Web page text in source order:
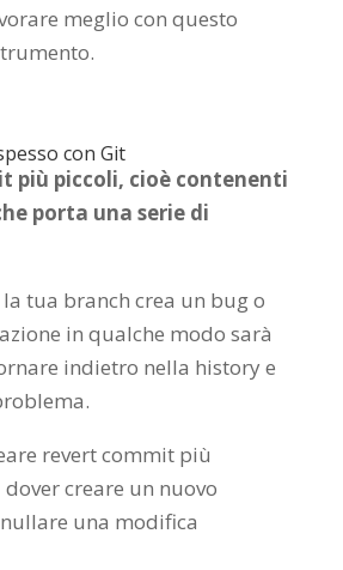
meglio con questo
con Git
più piccoli, cioè contenenti
porta una serie di
tua branch crea un bug o
in qualche modo sarà
indietro nella history e
revert commit più
dover creare un nuovo
una modifica